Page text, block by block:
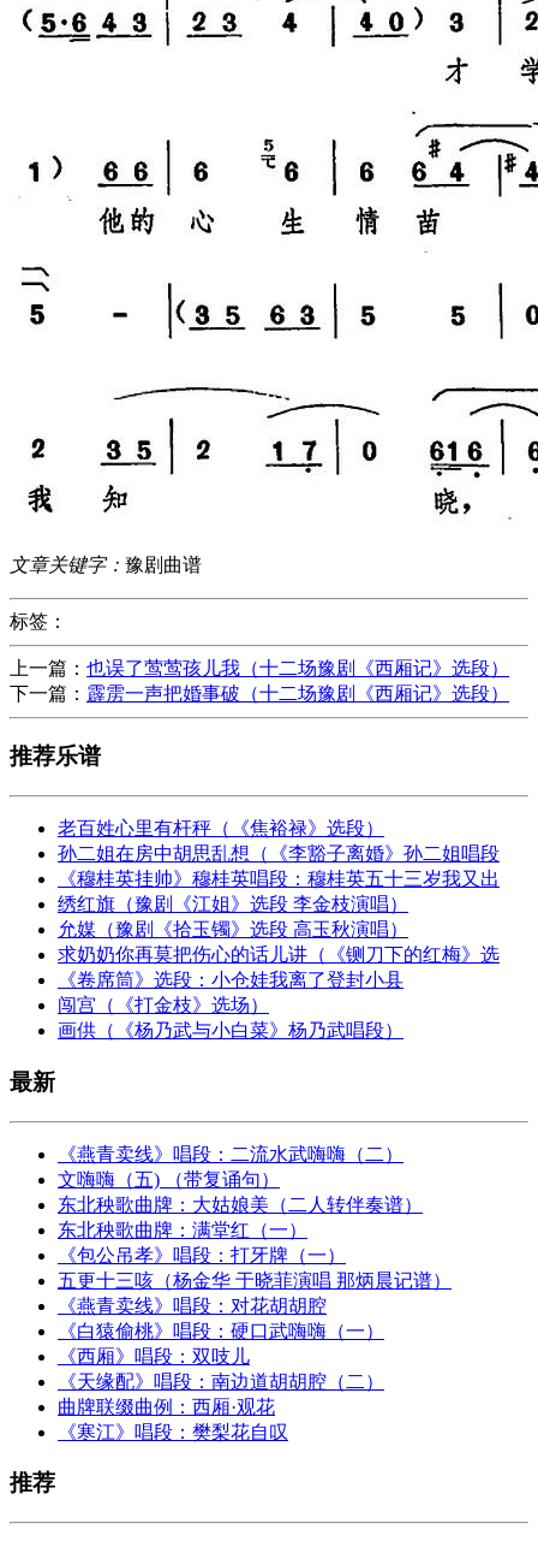
文章关键字： 豫剧曲谱
标签：
上一篇： 也误了莺莺孩儿我（十二场豫剧《西厢记》选段）
下一篇： 霹雳一声把婚事破（十二场豫剧《西厢记》选段）
推荐乐谱
老百姓心里有杆秤（《焦裕禄》选段）
孙二姐在房中胡思乱想（《李豁子离婚》孙二姐唱段
《穆桂英挂帅》穆桂英唱段：穆桂英五十三岁我又出
绣红旗（豫剧《江姐》选段 李金枝演唱）
允媒（豫剧《拾玉镯》选段 高玉秋演唱）
求奶奶你再莫把伤心的话儿讲（《铡刀下的红梅》选
《卷席筒》选段：小仓娃我离了登封小县
闯宫（《打金枝》选场）
画供（《杨乃武与小白菜》杨乃武唱段）
最新
《燕青卖线》唱段：二流水武嗨嗨（二）
文嗨嗨（五) （带复诵句）
东北秧歌曲牌：大姑娘美（二人转伴奏谱）
东北秧歌曲牌：满堂红（一）
《包公吊孝》唱段：打牙牌（一）
五更十三咳（杨金华 于晓菲演唱 那炳晨记谱）
《燕青卖线》唱段：对花胡胡腔
《白猿偷桃》唱段：硬口武嗨嗨（一）
《西厢》唱段：双吱儿
《天缘配》唱段：南边道胡胡腔（二）
曲牌联缀曲例：西厢·观花
《寒江》唱段：樊梨花自叹
推荐